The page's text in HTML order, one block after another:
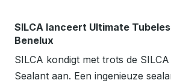
SILCA lanceert Ultimate
Benelux
SILCA kondigt met trots de
Sealant aan. Een ingenieuze